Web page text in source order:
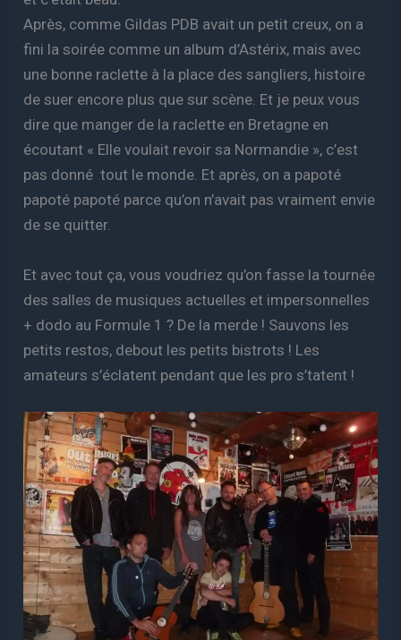
Après, comme Gildas PDB avait un petit creux, on a
fini la soirée comme un album d’Astérix, mais avec
une bonne raclette à la place des sangliers, histoire
de suer encore plus que sur scène. Et je peux vous
dire que manger de la raclette en Bretagne en
écoutant « Elle voulait revoir sa Normandie », c’est
pas donné tout le monde. Et après, on a papoté
papoté papoté parce qu’on n’avait pas vraiment envie
de se quitter.
Et avec tout ça, vous voudriez qu’on fasse la tournée
des salles de musiques actuelles et impersonnelles
+ dodo au Formule 1 ? De la merde ! Sauvons les
petits restos, debout les petits bistrots ! Les
amateurs s’éclatent pendant que les pro s’tatent !